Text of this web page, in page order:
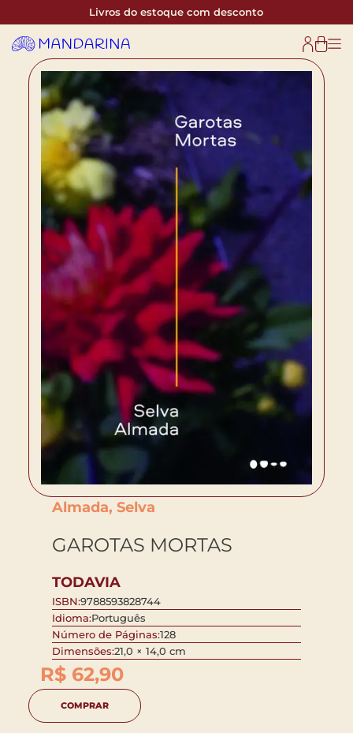
Livros do estoque com desconto
Almada, Selva
GAROTAS MORTAS
TODAVIA
ISBN:9788593828744
Idioma:Português
Número de Páginas:128
Dimensões:21,0 × 14,0 cm
R$ 62,90
COMPRAR